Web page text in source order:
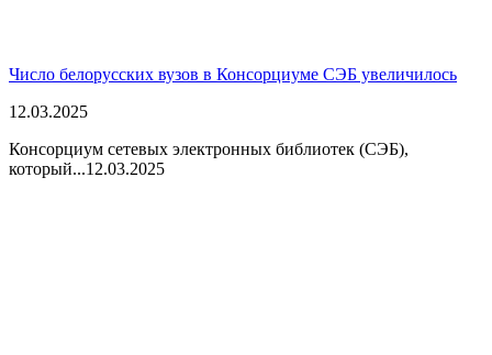
Число белорусских вузов в Консорциуме СЭБ увеличилось
12.03.2025
Консорциум сетевых электронных библиотек (СЭБ),
который...12.03.2025